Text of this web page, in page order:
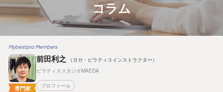
コラム
Mybestpro Members
専門家
前田利之
（ヨガ・ピラティスインストラクター）
ピラティススタジオMAEDA
プロフィール